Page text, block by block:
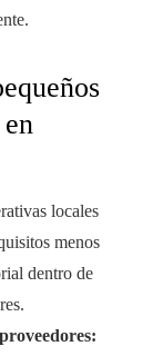
locales
menos
dentro de